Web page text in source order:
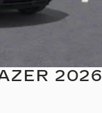
2026